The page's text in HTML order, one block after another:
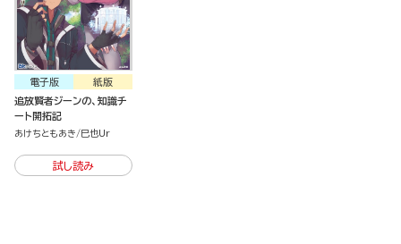
紙版
電子版
追放賢者ジーンの、知識チ
ート開拓記
あけちともあき 巳也Ur
試し読み